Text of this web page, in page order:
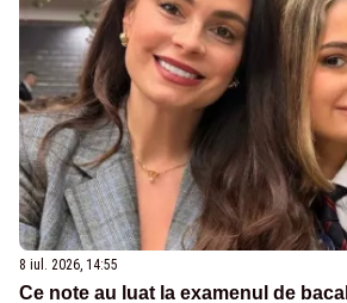
8 iul. 2026, 14:55
Ce note au luat la examenul de